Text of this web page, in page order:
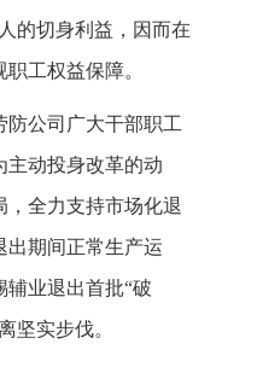
的切身利益，因而在
工权益保障。
公司广大干部职工
主动投身改革的动
，全力支持市场化退
出期间正常生产运
业退出首批“破
坚实步伐。